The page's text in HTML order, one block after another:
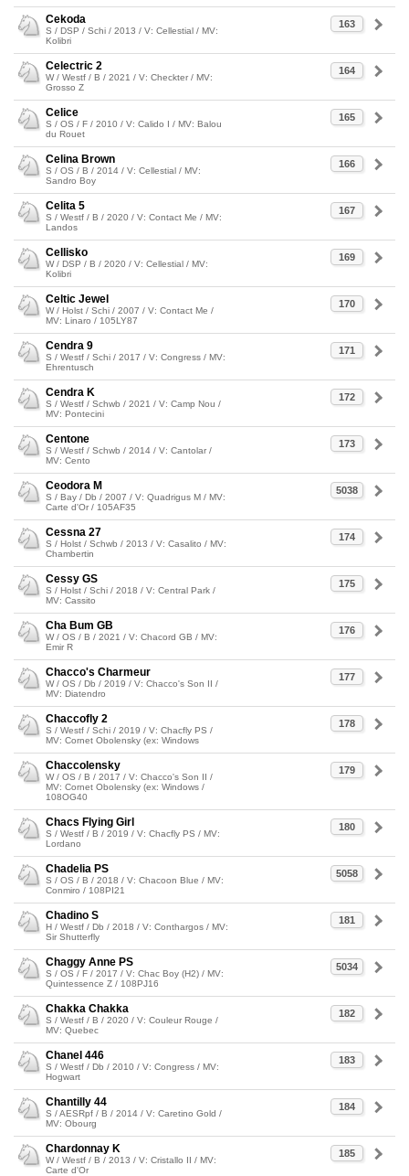
163
Cekoda
S / DSP / Schi / 2013 / V: Cellestial / MV:
Kolibri
164
Celectric 2
W / Westf / B / 2021 / V: Checkter / MV:
Grosso Z
165
Celice
S / OS / F / 2010 / V: Calido I / MV: Balou
du Rouet
166
Celina Brown
S / OS / B / 2014 / V: Cellestial / MV:
Sandro Boy
167
Celita 5
S / Westf / B / 2020 / V: Contact Me / MV:
Landos
169
Cellisko
W / DSP / B / 2020 / V: Cellestial / MV:
Kolibri
170
Celtic Jewel
W / Holst / Schi / 2007 / V: Contact Me /
MV: Linaro / 105LY87
171
Cendra 9
S / Westf / Schi / 2017 / V: Congress / MV:
Ehrentusch
172
Cendra K
S / Westf / Schwb / 2021 / V: Camp Nou /
MV: Pontecini
173
Centone
S / Westf / Schwb / 2014 / V: Cantolar /
MV: Cento
5038
Ceodora M
S / Bay / Db / 2007 / V: Quadrigus M / MV:
Carte d'Or / 105AF35
174
Cessna 27
S / Holst / Schwb / 2013 / V: Casalito / MV:
Chambertin
175
Cessy GS
S / Holst / Schi / 2018 / V: Central Park /
MV: Cassito
176
Cha Bum GB
W / OS / B / 2021 / V: Chacord GB / MV:
Emir R
177
Chacco's Charmeur
W / OS / Db / 2019 / V: Chacco's Son II /
MV: Diatendro
178
Chaccofly 2
S / Westf / Schi / 2019 / V: Chacfly PS /
MV: Cornet Obolensky (ex: Windows
179
Chaccolensky
W / OS / B / 2017 / V: Chacco's Son II /
MV: Cornet Obolensky (ex: Windows /
108OG40
180
Chacs Flying Girl
S / Westf / B / 2019 / V: Chacfly PS / MV:
Lordano
5058
Chadelia PS
S / OS / B / 2018 / V: Chacoon Blue / MV:
Conmiro / 108PI21
181
Chadino S
H / Westf / Db / 2018 / V: Conthargos / MV:
Sir Shutterfly
5034
Chaggy Anne PS
S / OS / F / 2017 / V: Chac Boy (H2) / MV:
Quintessence Z / 108PJ16
182
Chakka Chakka
S / Westf / B / 2020 / V: Couleur Rouge /
MV: Quebec
183
Chanel 446
S / Westf / Db / 2010 / V: Congress / MV:
Hogwart
184
Chantilly 44
S / AESRpf / B / 2014 / V: Caretino Gold /
MV: Obourg
185
Chardonnay K
W / Westf / B / 2013 / V: Cristallo II / MV:
Carte d'Or